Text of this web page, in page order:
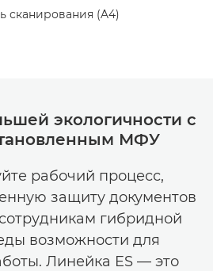
сканирования (A4)
экологичности с
МФУ
рабочий процесс,
защиту документов
гибридной
возможности для
Линейка ES — это